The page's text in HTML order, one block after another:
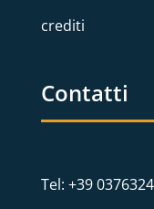
crediti
Contatti
Tel: +39